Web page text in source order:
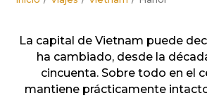
La capital de Vietnam puede
ha cambiado, desde la
cincuenta. Sobre todo en el
mantiene prácticamente